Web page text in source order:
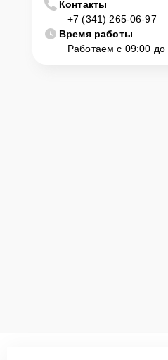
Клиент может самостоятельно
диагностику и ремонт. Для этого
горячей линии или оставить
подъехать по адресу: г. Ижевск, ул.
Контакты
+7 (341) 265-06-97
Время работы
Работаем с 09:00 до